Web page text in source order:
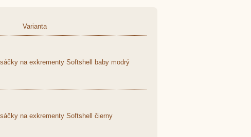
Varianta
na exkrementy Softshell baby modrý
na exkrementy Softshell čierny